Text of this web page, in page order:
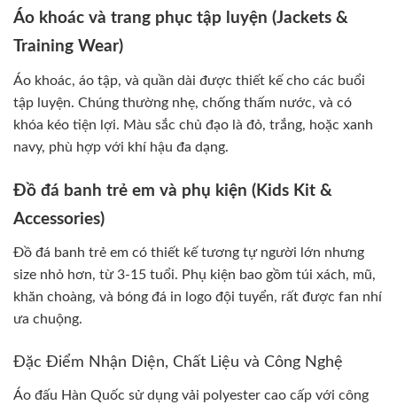
Áo khoác và trang phục tập luyện (Jackets &
Training Wear)
Áo khoác, áo tập, và quần dài được thiết kế cho các buổi
tập luyện. Chúng thường nhẹ, chống thấm nước, và có
khóa kéo tiện lợi. Màu sắc chủ đạo là đỏ, trắng, hoặc xanh
navy, phù hợp với khí hậu đa dạng.
Đồ đá banh trẻ em và phụ kiện (Kids Kit &
Accessories)
Đồ đá banh trẻ em có thiết kế tương tự người lớn nhưng
size nhỏ hơn, từ 3-15 tuổi. Phụ kiện bao gồm túi xách, mũ,
khăn choàng, và bóng đá in logo đội tuyển, rất được fan nhí
ưa chuộng.
Đặc Điểm Nhận Diện, Chất Liệu và Công Nghệ
Áo đấu Hàn Quốc sử dụng vải polyester cao cấp với công